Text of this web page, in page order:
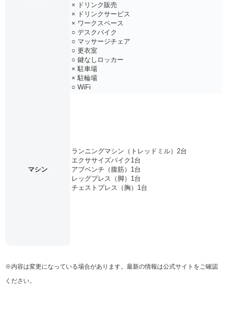
× ドリンク販売
× ドリンクサービス
× ワークスペース
○ デスクバイク
○ マッサージチェア
○ 更衣室
○ 鍵なしロッカー
× 駐車場
× 駐輪場
○ WiFi
マシン
ランニングマシン（トレッドミル）2台
エクササイズバイク1台
アブベンチ（腹筋）1台
レッグプレス（脚）1台
チェストプレス（胸）1台
※内容は変更になっている場合があります。最新の情報は公式サイトをご確認
ください。